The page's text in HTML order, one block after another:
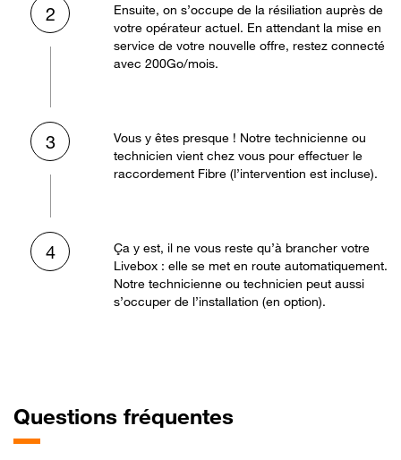
2
Ensuite, on s’occupe de la résiliation auprès de
votre opérateur actuel. En attendant la mise en
service de votre nouvelle offre, restez connecté
avec 200Go/mois.
3
Vous y êtes presque ! Notre technicienne ou
technicien vient chez vous pour effectuer le
raccordement Fibre (l’intervention est incluse).
4
Ça y est, il ne vous reste qu’à brancher votre
Livebox : elle se met en route automatiquement.
Notre technicienne ou technicien peut aussi
s’occuper de l’installation (en option).
Questions fréquentes